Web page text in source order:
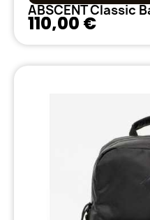
ABSCENT Classic
110,00 €